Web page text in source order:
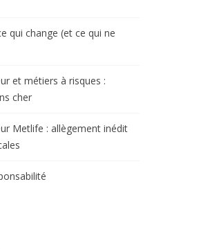
qui change (et ce qui ne
et métiers à risques :
cher
Metlife : allègement inédit